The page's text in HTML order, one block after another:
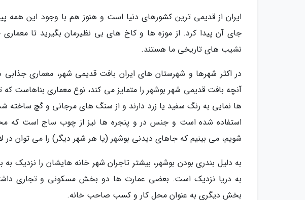
ایران از قدیمی ترین کشورهای دنیا است و هنوز هم با وجود این همه
جای آن پیدا کرد. از موزه ها و کاخ های بی نظیرمان بگیرید تا
نشیب های تاریخی ما هستند.
در اکثر شهرها و شهرستان های ایران بافت قدیمی شهر، معماری
آنچه بافت قدیمی شهر بوشهر را متمایز می کند، نوع معماری بناهاست
ها نمایی به رنگ سفید یا زرد دارند و از سنگ های مرجانی و گچ
استفاده شده است و جنس در و پنجره ها نیز از چوب ساج است که
شویم، می بینیم که جاهای دیدنی بوشهر (یا هر شهر دیگر) را می توان در
به دلیل بندری بودن بوشهر، بیشتر تاجران شهر خانه هایشان را نزدیک
به دریا نزدیک است. بعضی عمارت ها دو بخش مسکونی و تجاری
بخش دیگری به عنوان محل کار و کسب صاحب خانه.